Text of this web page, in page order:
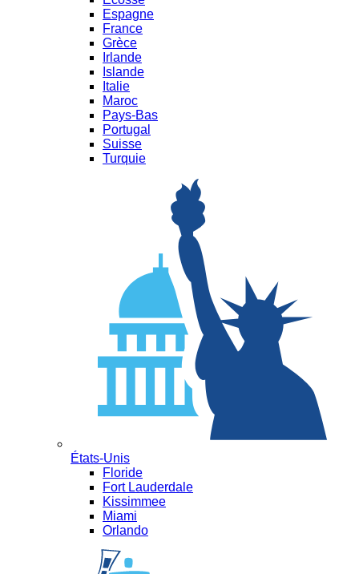
Espagne
France
Grèce
Irlande
Islande
Italie
Maroc
Pays-Bas
Portugal
Suisse
Turquie
États-Unis
Floride
Fort Lauderdale
Kissimmee
Miami
Orlando